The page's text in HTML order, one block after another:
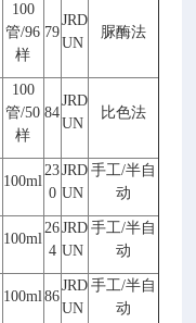
100
管/96
样
79
JRD
UN
脲酶法
100
管/50
样
84
JRD
UN
比色法
100ml
23
0
JRD
UN
手工/半自
动
100ml
26
4
JRD
UN
手工/半自
动
100ml86
JRD
UN
手工/半自
动